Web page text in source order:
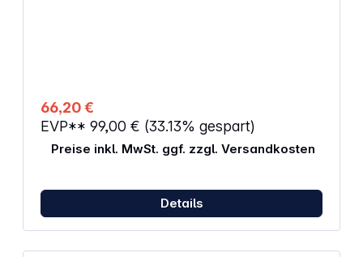
66,20 €
EVP** 99,00 € (33.13% gespart)
Preise inkl. MwSt. ggf. zzgl. Versandkosten
Details